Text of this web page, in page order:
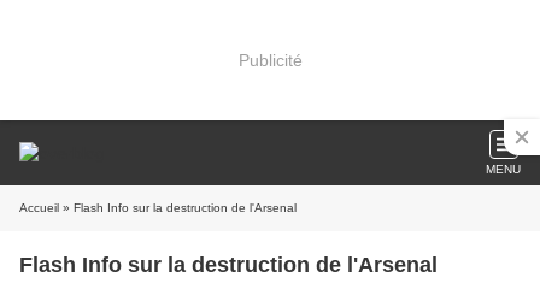
Publicité
MENU
Accueil » Flash Info sur la destruction de l'Arsenal
Flash Info sur la destruction de l'Arsenal